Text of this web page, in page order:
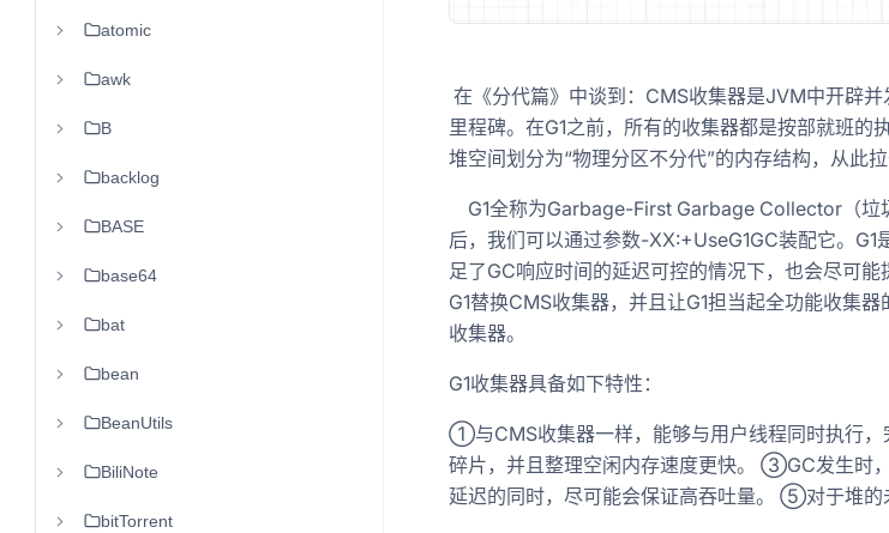
atomic
awk
B
backlog
BASE
base64
bat
bean
BeanUtils
BiliNote
bitTorrent
在《分代篇》中谈到：CMS收集器是JVM中开辟
里程碑。在G1之前，所有的收集器都是按部就班的
堆空间划分为“物理分区不分代”的内存结构，从此
G1全称为Garbage-First Garbage Collector（垃
后，我们可以通过参数-XX:+UseG1GC装配它。
足了GC响应时间的延迟可控的情况下，也会尽可
G1替换CMS收集器，并且让G1担当起全功能收集
收集器。
G1收集器具备如下特性：
①与CMS收集器一样，能够与用户线程同时执行
碎片，并且整理空闲内存速度更快。 ③GC发生时
延迟的同时，尽可能会保证高吞吐量。 ⑤对于堆的